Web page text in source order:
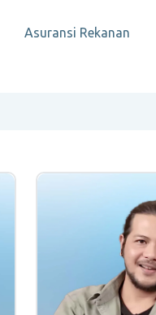
Asuransi Rekanan